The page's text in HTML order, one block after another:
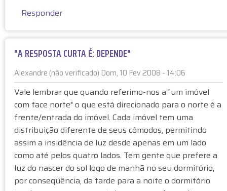
D
E
S
o
r
A
n
ô
n
i
m
o
(
p
s
a
c
u
r
é
:
d
e
Responder
"A RESPOSTA CURTA É: DEPENDE"
Alexandre (não verificado) Dom, 10 Fev 2008 - 14:06
E
m
r
e
s
p
o
s
t
Vale lembrar que quando referimo-nos a "um imóvel
com face norte" o que está direcionado para o norte é a
frente/entrada do imóvel. Cada imóvel tem uma
distribuição diferente de seus cômodos, permitindo
assim a insidência de luz desde apenas em um lado
como até pelos quatro lados. Tem gente que prefere a
luz do nascer do sol logo de manhã no seu dormitório,
por conseqüência, da tarde para a noite o dormitório